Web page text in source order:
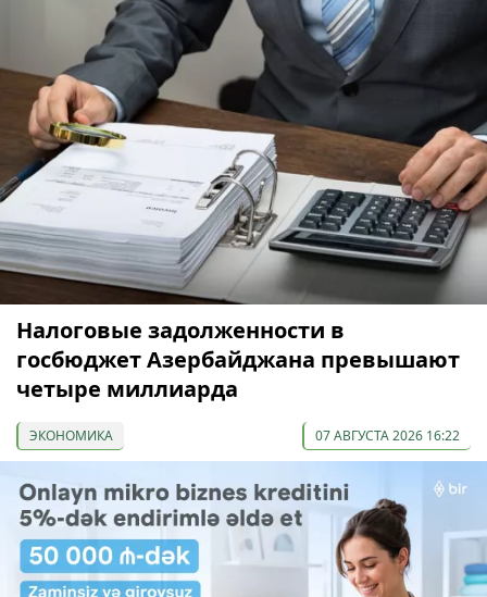
Налоговые задолженности в
госбюджет Азербайджана превышают
четыре миллиарда
ЭКОНОМИКА 07 АВГУСТА 2026 16:22